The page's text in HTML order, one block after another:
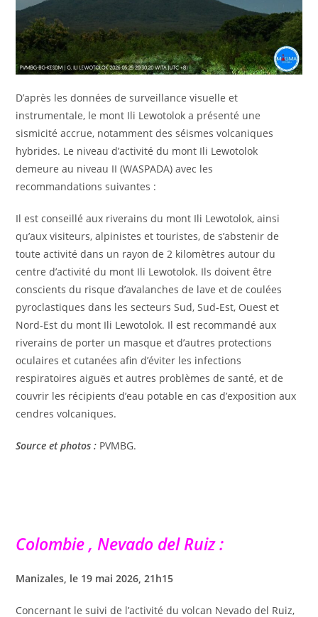
D’après les données de surveillance visuelle et
instrumentale, le mont Ili Lewotolok a présenté une
sismicité accrue, notamment des séismes volcaniques
hybrides. Le niveau d’activité du mont Ili Lewotolok
demeure au niveau II (WASPADA) avec les
recommandations suivantes :
Il est conseillé aux riverains du mont Ili Lewotolok, ainsi
qu’aux visiteurs, alpinistes et touristes, de s’abstenir de
toute activité dans un rayon de 2 kilomètres autour du
centre d’activité du mont Ili Lewotolok. Ils doivent être
conscients du risque d’avalanches de lave et de coulées
pyroclastiques dans les secteurs Sud, Sud-Est, Ouest et
Nord-Est du mont Ili Lewotolok. Il est recommandé aux
riverains de porter un masque et d’autres protections
oculaires et cutanées afin d’éviter les infections
respiratoires aiguës et autres problèmes de santé, et de
couvrir les récipients d’eau potable en cas d’exposition aux
cendres volcaniques.
Source et photos : PVMBG.
Colombie , Nevado del Ruiz :
Manizales, le 19 mai 2026, 21h15
Concernant le suivi de l’activité du volcan Nevado del Ruiz,